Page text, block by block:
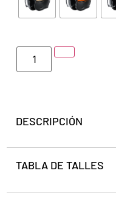
DESCRIPCIÓN
TABLA DE TALLES